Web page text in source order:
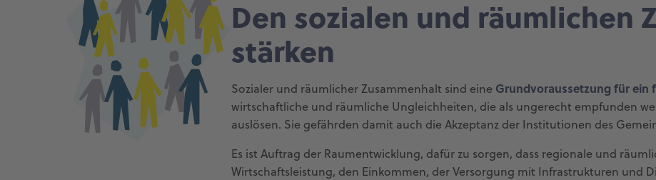
Den sozialen und räumlichen
stärken
Sozialer und räumlicher Zusammenhalt sind eine Grundvoraussetzung für ein
wirtschaftliche und räumliche Ungleichheiten, die als ungerecht empfunden
auslösen. Sie gefährden damit auch die Akzeptanz der Institutionen des
Es ist Auftrag der Raumentwicklung, dafür zu sorgen, dass regionale und
Wirtschaftsleistung, den Einkommen, der Versorgung mit Infrastrukturen und